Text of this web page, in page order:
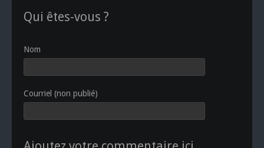
Qui êtes-vous ?
Nom
Courriel (non publié)